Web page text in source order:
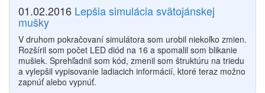
01.02.2016 Lepšia simulácia svätojánskej
mušky
V druhom pokračovaní simulátora som urobil niekoľko zmien.
Rozšíril som počet LED diód na 16 a spomalil som blikanie
mušiek. Sprehľadnil som kód, zmenil som štruktúru na triedu
a vylepšil vypisovanie ladiacich informácií, ktoré teraz možno
zapnúť alebo vypnúť.